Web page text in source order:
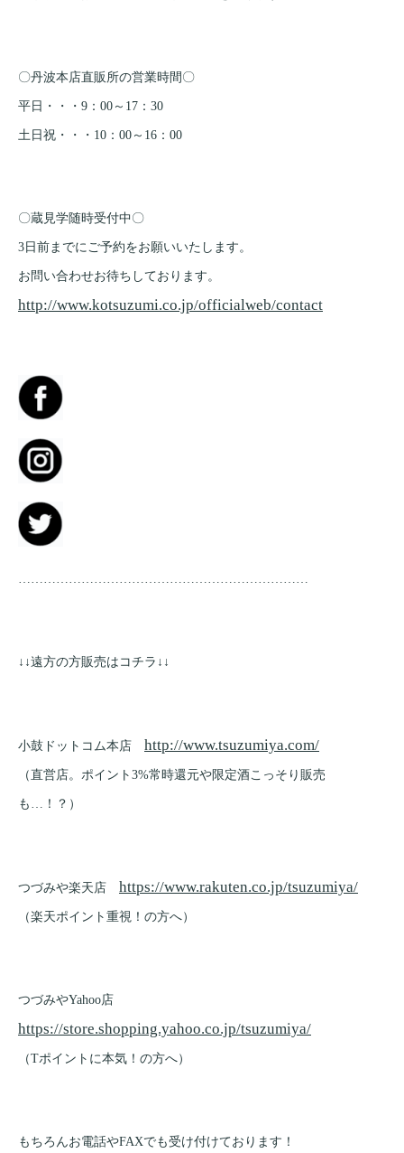
〇丹波本店直販所の営業時間〇
平日・・・9：00～17：30
土日祝・・・10：00～16：00
〇蔵見学随時受付中〇
3日前までにご予約をお願いいたします。
お問い合わせお待ちしております。
http://www.kotsuzumi.co.jp/officialweb/contact
……………………………………………………………
↓↓遠方の方販売はコチラ↓↓
小鼓ドットコム本店 http://www.tsuzumiya.com/
（直営店。ポイント3%常時還元や限定酒こっそり販売
も…！？）
つづみや楽天店 https://www.rakuten.co.jp/tsuzumiya/
（楽天ポイント重視！の方へ）
つづみやYahoo店
https://store.shopping.yahoo.co.jp/tsuzumiya/
（Tポイントに本気！の方へ）
もちろんお電話やFAXでも受け付けております！